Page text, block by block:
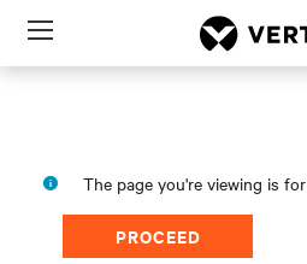
Menu
The page you're viewing is for
PROCEED